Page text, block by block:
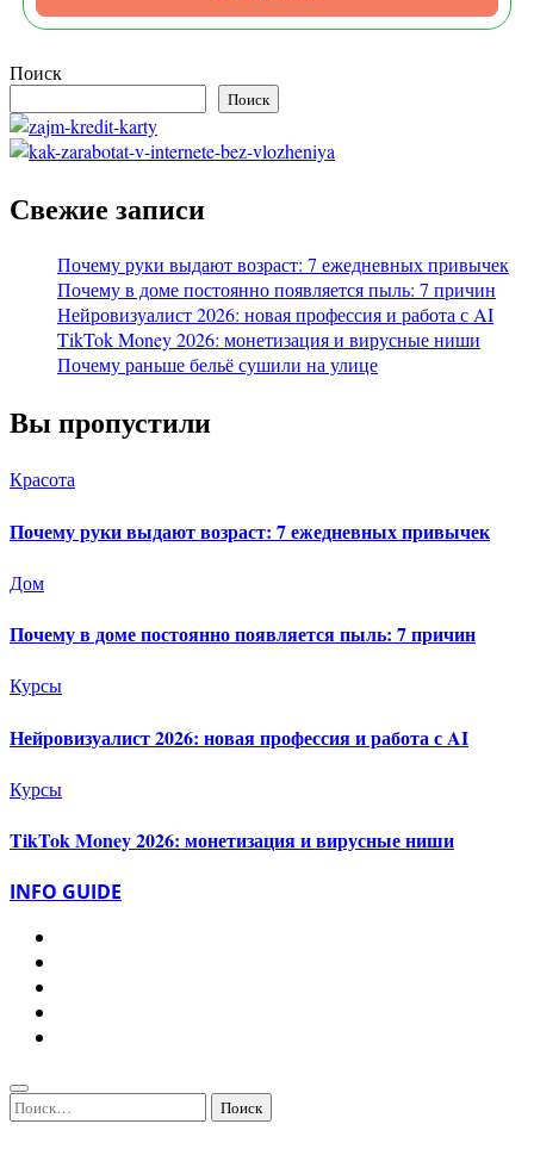
Поиск
Поиск
Свежие записи
Почему руки выдают возраст: 7 ежедневных привычек
Почему в доме постоянно появляется пыль: 7 причин
Нейровизуалист 2026: новая профессия и работа с AI
TikTok Money 2026: монетизация и вирусные ниши
Почему раньше бельё сушили на улице
Вы пропустили
Красота
Почему руки выдают возраст: 7 ежедневных привычек
Дом
Почему в доме постоянно появляется пыль: 7 причин
Курсы
Нейровизуалист 2026: новая профессия и работа с AI
Курсы
TikTok Money 2026: монетизация и вирусные ниши
INFO GUIDE
Найти: